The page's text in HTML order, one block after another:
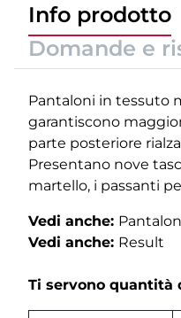
Info prodotto
Domande e
Pantaloni in tessuto
garantiscono
parte posteriore
Presentano nove
martello, i passanti
Vedi anche:
Vedi anche: Result
Ti servono quantità